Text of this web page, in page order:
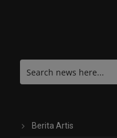
Berita Artis